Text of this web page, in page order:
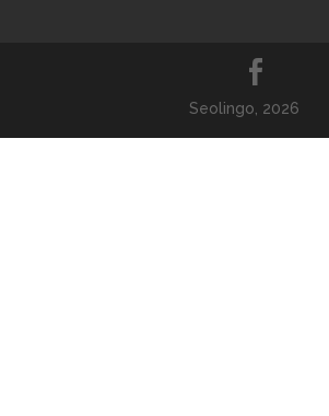
Seolingo, 2026